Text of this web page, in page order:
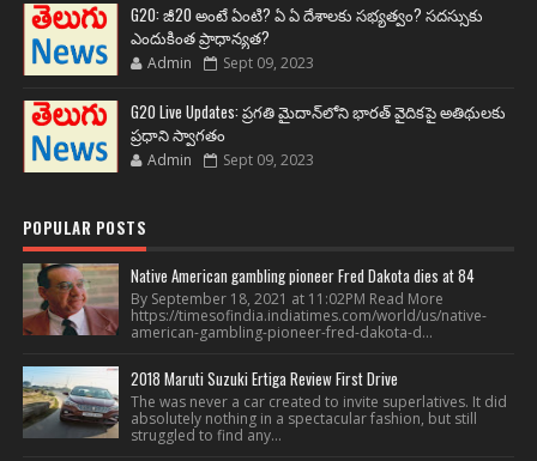
G20: జీ20 అంటే ఏంటి? ఏ ఏ దేశాలకు సభ్యత్వం? సదస్సుకు
ఎందుకింత ప్రాధాన్యత?
Admin Sept 09, 2023
G20 Live Updates: ప్రగతి మైదాన్‌లోని భారత్ వైదికపై అతిథులకు
ప్రధాని స్వాగతం
Admin Sept 09, 2023
POPULAR POSTS
Native American gambling pioneer Fred Dakota dies at 84
By September 18, 2021 at 11:02PM Read More
https://timesofindia.indiatimes.com/world/us/native-
american-gambling-pioneer-fred-dakota-d...
2018 Maruti Suzuki Ertiga Review First Drive
The was never a car created to invite superlatives. It did
absolutely nothing in a spectacular fashion, but still
struggled to find any...